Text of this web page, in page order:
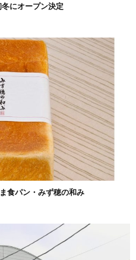
にオープン決定
食パン・みず穂の和み